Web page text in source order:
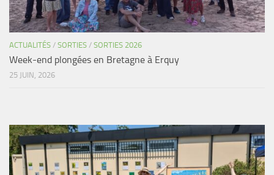
ACTUALITÉS / SORTIES / SORTIES 2026
Week-end plongées en Bretagne à Erquy
25 JUIN, 2026